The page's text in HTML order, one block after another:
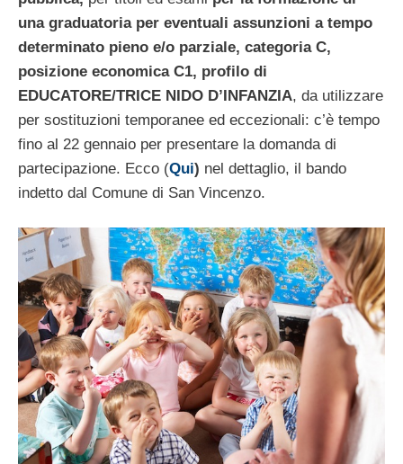
una graduatoria per eventuali assunzioni a tempo
determinato pieno e/o parziale, categoria C,
posizione economica C1, profilo di
EDUCATORE/TRICE NIDO D’INFANZIA, da utilizzare
per sostituzioni temporanee ed eccezionali: c’è tempo
fino al 22 gennaio per presentare la domanda di
partecipazione. Ecco (Qui) nel dettaglio, il bando
indetto dal Comune di San Vincenzo.